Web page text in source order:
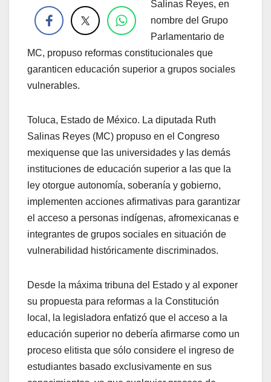
Salinas Reyes, en
nombre del Grupo
Parlamentario de
MC, propuso reformas constitucionales que
garanticen educación superior a grupos sociales
vulnerables.
Toluca, Estado de México. La diputada Ruth
Salinas Reyes (MC) propuso en el Congreso
mexiquense que las universidades y las demás
instituciones de educación superior a las que la
ley otorgue autonomía, soberanía y gobierno,
implementen acciones afirmativas para garantizar
el acceso a personas indígenas, afromexicanas e
integrantes de grupos sociales en situación de
vulnerabilidad históricamente discriminados.
Desde la máxima tribuna del Estado y al exponer
su propuesta para reformas a la Constitución
local, la legisladora enfatizó que el acceso a la
educación superior no debería afirmarse como un
proceso elitista que sólo considere el ingreso de
estudiantes basado exclusivamente en sus